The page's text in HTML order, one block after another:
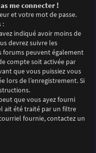
me connecter !
et votre mot de passe.
:
indiqué avoir moins de
devrez suivre les
forums peuvent également
compte soit activée par
que vous puissiez vous
lors de l’enregistrement. Si
que vous ayez fourni
ait été traité par un filtre
fournie, contactez un